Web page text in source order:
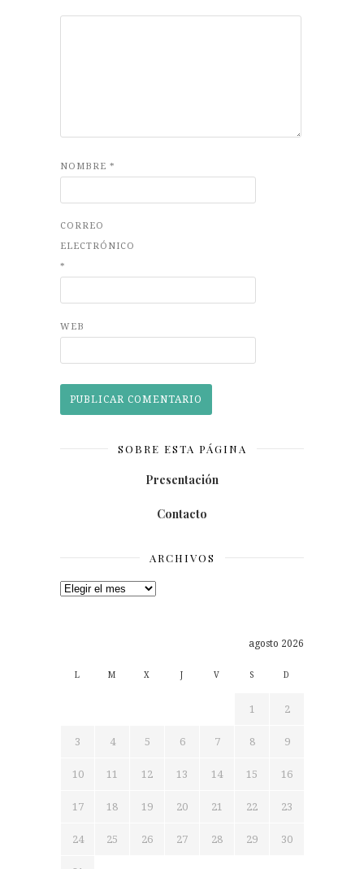
NOMBRE *
CORREO
ELECTRÓNICO
*
WEB
SOBRE ESTA PÁGINA
Presentación
Contacto
ARCHIVOS
Archivos
agosto 2026
L M X J V S D
1 2
3 4 5 6 7 8 9
10 11 12 13 14 15 16
17 18 19 20 21 22 23
24 25 26 27 28 29 30